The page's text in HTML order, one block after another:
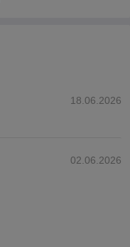
18.06.2026
02.06.2026